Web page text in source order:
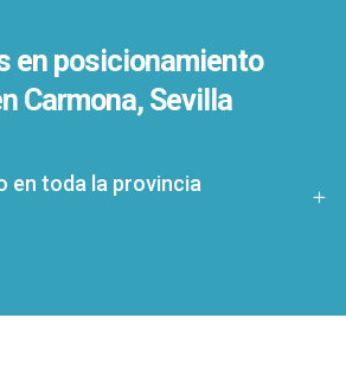
en posicionamiento
Carmona, Sevilla
en toda la provincia